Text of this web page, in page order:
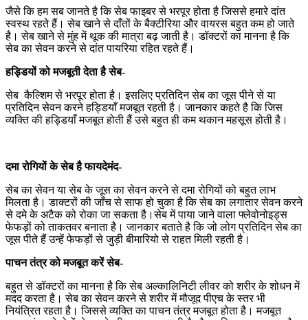
जैसे कि हम सब जानते है कि सेब फाइबर से भरपूर होता है जिससे हमारे दांत
स्वस्थ रहते हैं। सेब खाने से दाँतों के बैक्टीरिया और वायरस बहुत कम हो जाते
है। सेब खाने से मुंह में थूक की मात्रा बढ़ जाती है। डॉक्टरों का मानना है कि
सेब का सेवन करने से दांत पायरिया रहित रहते हैं।
हड्डियों को मजबूती देता है सेब-
सेब कैल्शिम से भरपूर होता है। इसलिए प्रतिदिन सेब का जूस पीने से या
प्रतिदिन सेवन करने हड्डियाँ मजबूत रहती है। जानकार कहते है कि जिस
व्यक्ति की हड्डियाँ मजबूत होती हैं उसे बहुत ही कम थकान महसूस होती है।
दमा रोगियों के सेब है फायदेमंद-
सेब का सेवन या सेब के जूस का सेवन करने से दमा रोगियों को बहुत लाभ
मिलता है। डाक्टरों की जाँच से साफ हो चुका है कि सेब का लगातार सेवन करने
से दमे के अटैक को रोका जा सकता है।सेब में पाया जाने वाला फ्लेवोनोइड्स
फेफड़ों को ताकतवर बनाता है। जानकार बताते है कि जो लोग प्रतिदिन सेब का
जूस पीते हैं उन्हें फेफड़ों से जुड़ी बीमारियो से राहत मिली रहती है।
पाचन तंत्र को मजबूत करें सेब-
बहुत से डॉक्टरों का मानना है कि सेब अल्कालिनिटी लीवर को शरीर के शोधन में
मदद करता है। सेब का सेवन करने से शरीर में मौजूद पीएच के स्तर भी
नियंत्रित रहता है। जिससे व्यक्ति का पाचन तंत्र मजबूत होता है। मजबूत